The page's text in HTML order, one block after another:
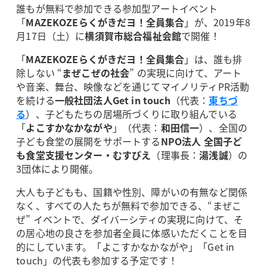
誰もが無料で参加できる参加型アートイベント
「MAZEKOZEらくがきだヨ！全員集合」が、2019年8
月17日（土）に横須賀市総合福祉会館で開催！
「MAZEKOZEらくがきだヨ！全員集合」は、誰も排
除しない “まぜこぜの社会” の実現に向けて、アート
や音楽、舞台、映像などを通じてマイノリティPR活動
を続ける一般社団法人Get in touch （代表： 東ちづ
る）、子どもたちの居場所づくりに取り組んでいる
「よこすかなかながや 」（代表： 和田信一）、全国の
子ども食堂の展開をサポートするNPO法人 全国子ど
も食堂支援センター・むすびえ （理事長：湯浅誠）の
3団体により開催。
大人も子どもも、国籍や性別、障がいの有無など関係
なく、すべての人たちが無料で参加できる、“まぜこ
ぜ” イベントで、ダイバーシティの実現に向けて、そ
の居心地の良さを参加者全員に体感いただくことを目
的にしています。「よこすかなかながや」「Get in
touch」の代表も参加する予定です！